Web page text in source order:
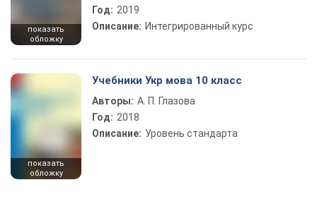
показать
обложку
Год: 2019
Описание: Интегрированный курс
показать
обложку
Учебники Укр мова 10 класс
Авторы: А. П. Глазова
Год: 2018
Описание: Уровень стандарта